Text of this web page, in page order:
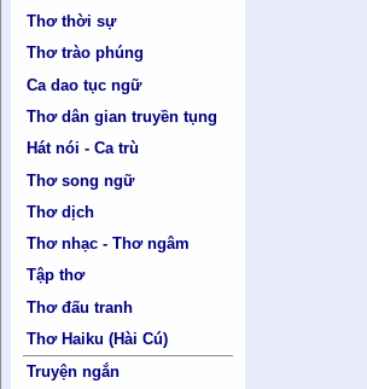
Thơ thời sự
Thơ trào phúng
Ca dao tục ngữ
Thơ dân gian truyền tụng
Hát nói - Ca trù
Thơ song ngữ
Thơ dịch
Thơ nhạc - Thơ ngâm
Tập thơ
Thơ đấu tranh
Thơ Haiku (Hài Cú)
Truyện ngắn